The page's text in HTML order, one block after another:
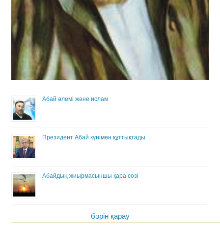
Абай әлемі және ислам
Президент Абай күнімен құттықтады
Абайдың жиырмасыншы қара сөзі
бәрін қарау